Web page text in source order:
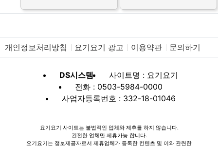
개인정보처리방침 요기요기 광고 이용약관 문의하기
DS시스템
사이트명 : 요기요기
전화 : 0503-5984-0000
사업자등록번호 : 332-18-01046
요기요기 사이트는 불법적인 업체와 제휴를 하지 않습니다.
건전한 업체만 제휴가능 합니다.
요기요기는 정보제공자로서 제휴업체가 등록한 컨텐츠 및 이와 관련한